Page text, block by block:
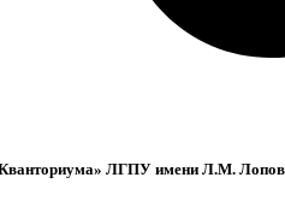
ЛГПУ имени Л.М.